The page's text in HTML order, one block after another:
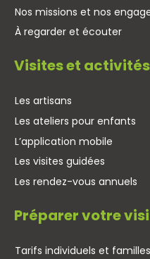
Nos missions et nos
À regarder et écouter
Visites et activités
Les artisans
Les ateliers pour enfants
L’application mobile
Les visites guidées
Les rendez-vous annuels
Préparer votre
Tarifs individuels et familles